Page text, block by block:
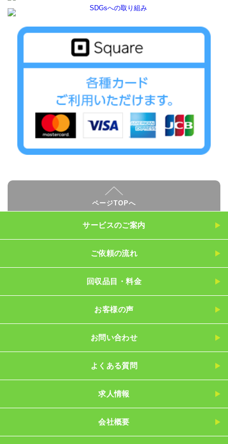
ページTOPへ
サービスのご案内
ご依頼の流れ
回収品目・料金
お客様の声
お問い合わせ
よくある質問
求人情報
会社概要